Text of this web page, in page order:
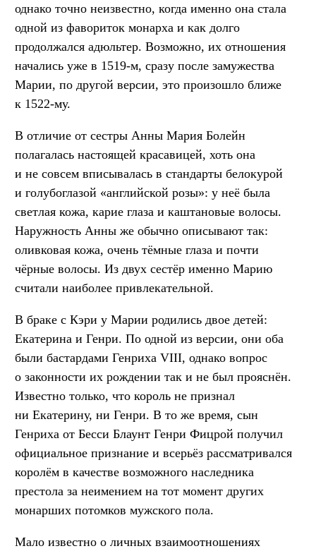
однако точно неизвестно, когда именно она стала
одной из фавориток монарха и как долго
продолжался адюльтер. Возможно, их отношения
начались уже в 1519-м, сразу после замужества
Марии, по другой версии, это произошло ближе
к 1522-му.
В отличие от сестры Анны Мария Болейн
полагалась настоящей красавицей, хоть она
и не совсем вписывалась в стандарты белокурой
и голубоглазой «английской розы»: у неё была
светлая кожа, карие глаза и каштановые волосы.
Наружность Анны же обычно описывают так:
оливковая кожа, очень тёмные глаза и почти
чёрные волосы. Из двух сестёр именно Марию
считали наиболее привлекательной.
В браке с Кэри у Марии родились двое детей:
Екатерина и Генри. По одной из версии, они оба
были бастардами Генриха VIII, однако вопрос
о законности их рождении так и не был прояснён.
Известно только, что король не признал
ни Екатерину, ни Генри. В то же время, сын
Генриха от Бесси Блаунт Генри Фицрой получил
официальное признание и всерьёз рассматривался
королём в качестве возможного наследника
престола за неимением на тот момент других
монарших потомков мужского пола.
Мало известно о личных взаимоотношениях